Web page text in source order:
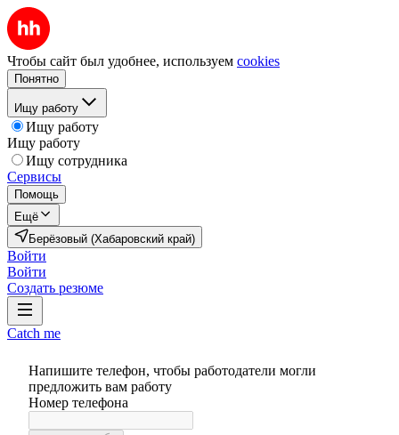
Чтобы сайт был удобнее, используем cookies
Понятно
Ищу работу
Ищу работу
Ищу работу
Ищу сотрудника
Сервисы
Помощь
Ещё
Берёзовый (Хабаровский край)
Войти
Войти
Создать резюме
Catch me
Напишите телефон, чтобы работодатели могли
предложить вам работу
Номер телефона